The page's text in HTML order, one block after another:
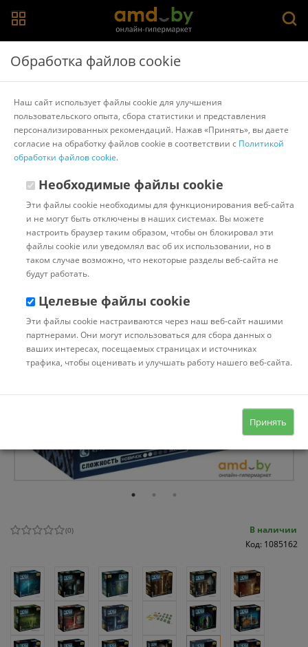
Главная > Каталог товаров Настольные игры
лабиринт 8849
Другие товары Звезда
(0)
В наличии
Код: 1085162
Обработка файлов cookie
Наш сайт использует файлы cookie для улучшения
пользовательского опыта, сбора статистики и представления
персонализированных рекомендаций. Нажав «Принять», вы даете
согласие на обработку файлов cookie в соответствии с Политикой
обработки файлов cookie.
Необходимые файлы cookie
Эти файлы cookie необходимы для функционирования веб-сайта
и не могут быть отключены в наших системах. Вы можете
настроить браузер таким образом, чтобы он блокировал эти
файлы cookie или уведомлял вас об их использовании, но в
таком случае возможно, что некоторые разделы веб-сайта не
будут работать.
Целевые файлы cookie
Эти файлы cookie настраиваются через наш веб-сайт нашими
партнерами. Они могут использоваться для сбора данных о
ваших интересах, посещаемых страницах и источниках
трафика, чтобы оценивать и улучшать работу нашего веб-сайта.
Принять